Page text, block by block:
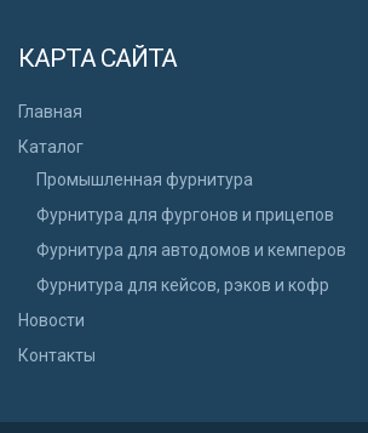
КАРТА САЙТА
Главная
Каталог
Промышленная фурнитура
Фурнитура для фургонов и прицепов
Фурнитура для автодомов и кемперов
Фурнитура для кейсов, рэков и кофр
Новости
Контакты